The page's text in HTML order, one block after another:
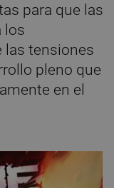
para que las
los
las tensiones
pleno que
en el